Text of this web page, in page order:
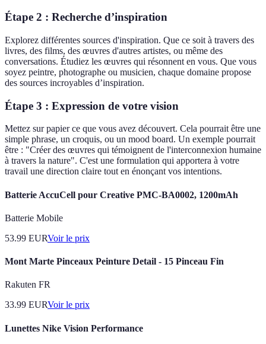
Étape 2 : Recherche d’inspiration
Explorez différentes sources d'inspiration. Que ce soit à travers des
livres, des films, des œuvres d'autres artistes, ou même des
conversations. Étudiez les œuvres qui résonnent en vous. Que vous
soyez peintre, photographe ou musicien, chaque domaine propose
des sources incroyables d’inspiration.
Étape 3 : Expression de votre vision
Mettez sur papier ce que vous avez découvert. Cela pourrait être une
simple phrase, un croquis, ou un mood board. Un exemple pourrait
être : "Créer des œuvres qui témoignent de l'interconnexion humaine
à travers la nature". C'est une formulation qui apportera à votre
travail une direction claire tout en énonçant vos intentions.
Batterie AccuCell pour Creative PMC-BA0002, 1200mAh
Batterie Mobile
53.99 EURVoir le prix
Mont Marte Pinceaux Peinture Detail - 15 Pinceau Fin
Rakuten FR
33.99 EURVoir le prix
Lunettes Nike Vision Performance